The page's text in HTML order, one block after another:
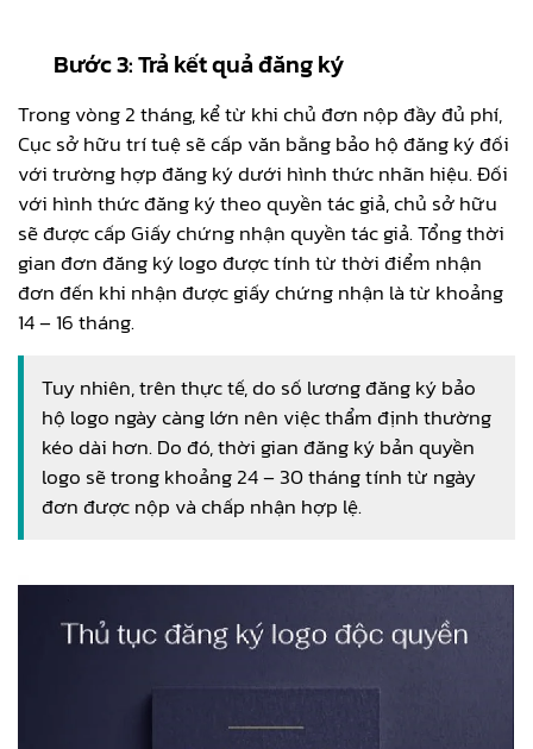
Bước 3: Trả kết quả đăng ký
Trong vòng 2 tháng, kể từ khi chủ đơn nộp đầy đủ phí,
Cục sở hữu trí tuệ sẽ cấp văn bằng bảo hộ đăng ký đối
với trường hợp đăng ký dưới hình thức nhãn hiệu. Đối
với hình thức đăng ký theo quyền tác giả, chủ sở hữu
sẽ được cấp Giấy chứng nhận quyền tác giả. Tổng thời
gian đơn đăng ký logo được tính từ thời điểm nhận
đơn đến khi nhận được giấy chứng nhận là từ khoảng
14 – 16 tháng.
Tuy nhiên, trên thực tế, do số lương đăng ký bảo
hộ logo ngày càng lớn nên việc thẩm định thường
kéo dài hơn. Do đó, thời gian đăng ký bản quyền
logo sẽ trong khoảng 24 – 30 tháng tính từ ngày
đơn được nộp và chấp nhận hợp lệ.